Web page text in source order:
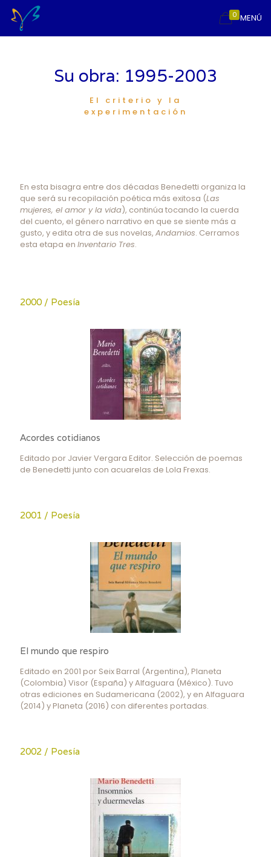
MENÚ
0
Su obra: 1995-2003
El criterio y la
experimentación
En esta bisagra entre dos décadas Benedetti organiza la
que será su recopilación poética más exitosa (Las
mujeres, el amor y la vida), continúa tocando la cuerda
del cuento, el género narrativo en que se siente más a
gusto, y edita otra de sus novelas, Andamios. Cerramos
esta etapa en Inventario Tres.
2000 / Poesía
Acordes cotidianos
Editado por Javier Vergara Editor. Selección de poemas
de Benedetti junto con acuarelas de Lola Frexas.
2001 / Poesía
El mundo que respiro
Editado en 2001 por Seix Barral (Argentina), Planeta
(Colombia) Visor (España) y Alfaguara (México). Tuvo
otras ediciones en Sudamericana (2002), y en Alfaguara
(2014) y Planeta (2016) con diferentes portadas.
2002 / Poesía